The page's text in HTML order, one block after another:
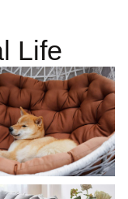
Life